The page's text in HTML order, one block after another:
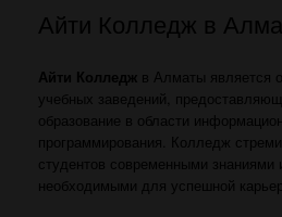
Айти Колледж в
Айти Колледж в Алматы является
учебных заведений,
образование в области
программирования. Колледж
студентов современными знаниями
необходимыми для успешной